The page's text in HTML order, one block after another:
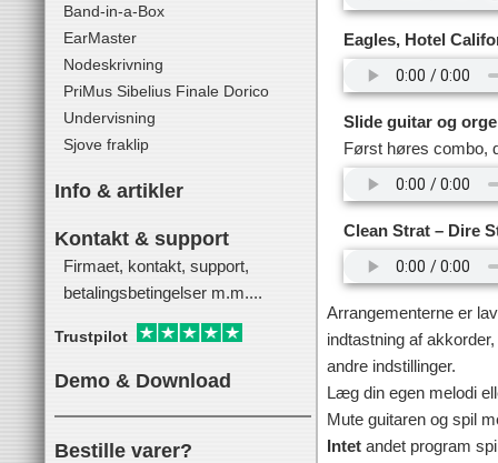
Band-in-a-Box
EarMaster
Nodeskrivning
PriMus Sibelius Finale Dorico
Undervisning
Sjove fraklip
Info & artikler
Kontakt & support
Firmaet, kontakt, support,
betalingsbetingelser m.m....
Trustpilot
Demo & Download
Bestille varer?
Eagles, Hotel
Slide guitar og
Først høres combo,
Clean Strat – Dire
Arrangementerne er
indtastning af
andre indstillinger.
Læg din egen melodi
Mute guitaren og spil
Intet andet program